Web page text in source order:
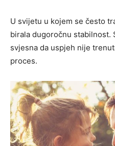
U svijetu u kojem se često
birala dugoročnu stabilnost.
svjesna da uspjeh nije
proces.